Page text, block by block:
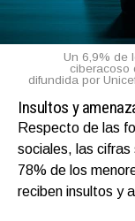
Un 6,9% de
ciberacoso
difundida por
Insultos y
Respecto de las
sociales, las cifras
78% de los
reciben insultos y